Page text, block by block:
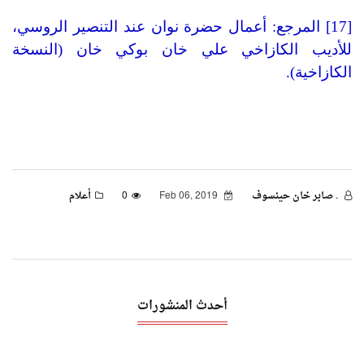
[17] المرجع: أعمال حضرة نوان عند التنصير الروسي،
للأديب الكازاخي علي خان بوكي خان (النسخة
الكازاخية).
. صابر خان حينسوف 0 أعلام
أحدث المنشورات